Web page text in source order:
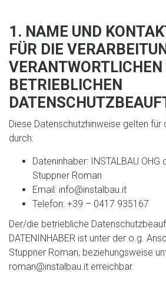
1. NAME UND
FÜR DIE
VERANTWORTLICHEN
BETRIEBLICHEN
Diese Datenschutzhinweise gelten für
durch:
Dateninhaber: INSTALBAU OHG
Stuppner Roman
Email: info@instalbau.it
Telefon: +39 – 0417 935167
Der/die betriebliche
DATENINHABER ist unter der o.g.
Stuppner Roman, beziehungsweise
roman@instalbau.it erreichbar.